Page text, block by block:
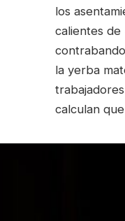
los
calientes de
la yerba
calculan